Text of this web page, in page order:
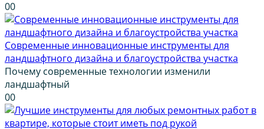
00
Современные инновационные инструменты для
ландшафтного дизайна и благоустройства участка
Почему современные технологии изменили
ландшафтный
00